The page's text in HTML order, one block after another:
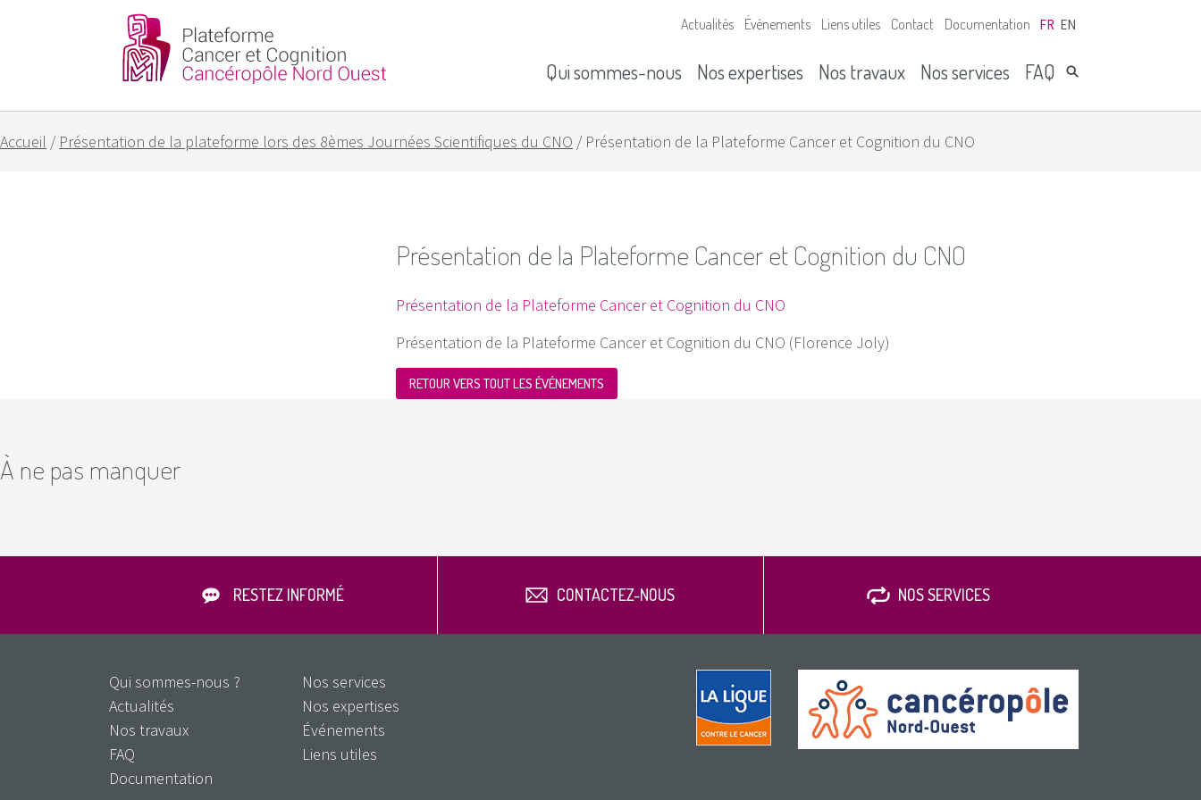
Actualités Événements Liens utiles Contact Documentation FR EN
Qui sommes-nous Nos expertises Nos travaux Nos services FAQ
Nos objectifs
Accueil / Présentation de la plateforme lors des 8èmes Journées Scientifiques du CNO / Présentation de la Plateforme Cancer et Cognition du CNO
Présentation de la Plateforme Cancer et Cognition du CNO
Présentation de la Plateforme Cancer et Cognition du CNO
Présentation de la Plateforme Cancer et Cognition du CNO (Florence Joly)
RETOUR VERS TOUT LES ÉVÉNEMENTS
À ne pas manquer
RESTEZ INFORMÉ CONTACTEZ-NOUS NOS SERVICES
Qui sommes-nous ?
Nos services
Actualités
Nos expertises
Nos travaux
Événements
FAQ
Liens utiles
Documentation